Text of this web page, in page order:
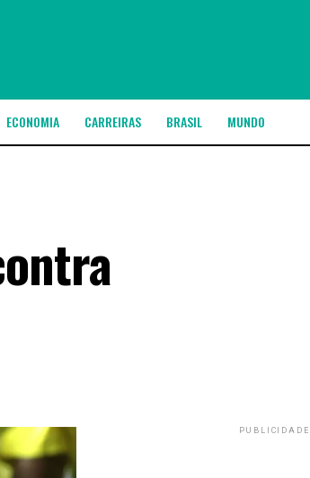
ECONOMIA CARREIRAS BRASIL MUNDO
PUBLICIDADE